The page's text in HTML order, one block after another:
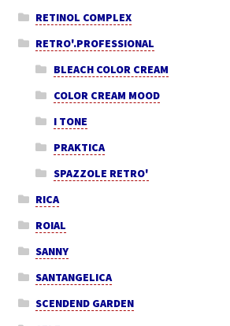
RETINOL COMPLEX
RETRO'.PROFESSIONAL
BLEACH COLOR CREAM
COLOR CREAM MOOD
I TONE
PRAKTICA
SPAZZOLE RETRO'
RICA
ROIAL
SANNY
SANTANGELICA
SCENDEND GARDEN